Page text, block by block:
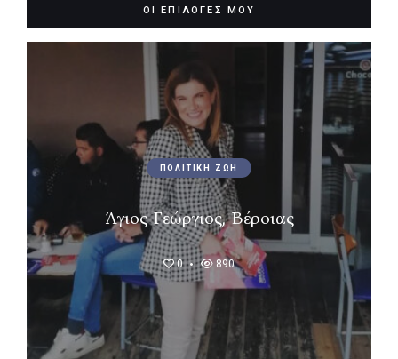
ΟΙ ΕΠΙΛΟΓΕΣ ΜΟΥ
ΠΟΛΙΤΙΚΗ ΖΩΗ
Άγιος Γεώργιος, Βέροιας
0 890